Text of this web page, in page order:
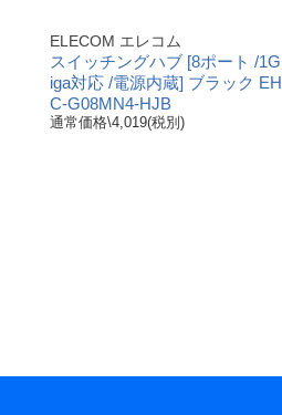
ELECOM エレコム
スイッチングハブ [8ポート /1G
iga対応 /電源内蔵] ブラック EH
C-G08MN4-HJB
通常価格\4,019(税別)